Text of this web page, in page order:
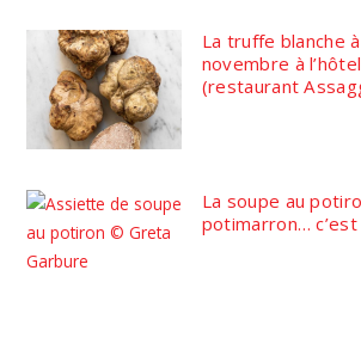
La truffe blanche
novembre à
(restaurant
La soupe au
potimarron… c’est